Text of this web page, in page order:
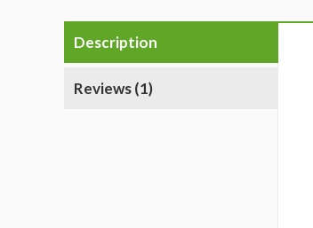
Description
Reviews (1)